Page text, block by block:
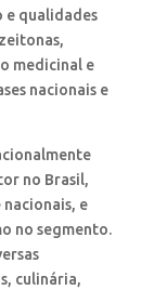
e qualidades
medicinal e
nacionais e
no Brasil,
e
no segmento.
culinária,